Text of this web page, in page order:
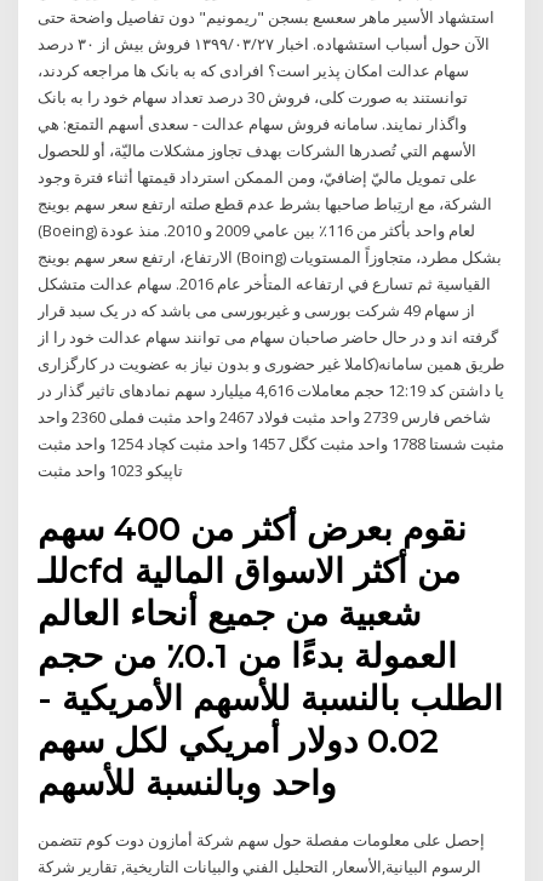
استشهاد الأسير ماهر سعسع بسجن "ريمونيم" دون تفاصيل واضحة حتى
الآن حول أسباب استشهاده. اخبار ۱۳۹۹/۰۳/۲۷ فروش بیش از ۳۰ درصد
سهام عدالت امکان پذیر است؟ افرادی که به بانک ها مراجعه کردند،
توانستند به صورت کلی، فروش 30 درصد تعداد سهام خود را به بانک
واگذار نمایند. سامانه فروش سهام عدالت - سعدی أسهم التمتع: هي
الأسهم التي تُصدرها الشركات بهدف تجاوز مشكلات ماليّة، أو للحصول
على تمويل ماليّ إضافيّ، ومن الممكن استرداد قيمتها أثناء فترة وجود
الشركة، مع ارتِباط صاحبها بشرط عدم قطع صلته ارتفع سعر سهم بوينج
(Boeing) لعام واحد بأكثر من 116٪ بين عامي 2009 و 2010. منذ عودة
الارتفاع، ارتفع سعر سهم بوينج (Boing) بشكل مطرد، متجاوزاً المستويات
القياسية ثم تسارع في ارتفاعه المتأخر عام 2016. سهام عدالت متشکل
از سهام 49 شرکت بورسی و غیربورسی می باشد که در یک سبد قرار
گرفته اند و در حال حاضر صاحبان سهام می توانند سهام عدالت خود را از
طریق همین سامانه(کاملا غیر حضوری و بدون نیاز به عضویت در کارگزاری
یا داشتن کد 12:19 حجم معاملات 4,616 میلیارد سهم نمادهای تاثیر گذار در
شاخص فارس 2739 واحد مثبت فولاد 2467 واحد مثبت فملی 2360 واحد
مثبت شستا 1788 واحد مثبت کگل 1457 واحد مثبت کچاد 1254 واحد مثبت
تاپیکو 1023 واحد مثبت
نقوم بعرض أكثر من 400 سهم
للـcfd من أكثر الاسواق المالية
شعبية من جميع أنحاء العالم
العمولة بدءًا من 0.1٪ من حجم
الطلب بالنسبة للأسهم الأمريكية -
0.02 دولار أمريكي لكل سهم
واحد وبالنسبة للأسهم
إحصل على معلومات مفصلة حول سهم شركة أمازون دوت كوم تتضمن
الرسوم البيانية,الأسعار, التحليل الفني والبيانات التاريخية, تقارير شركة